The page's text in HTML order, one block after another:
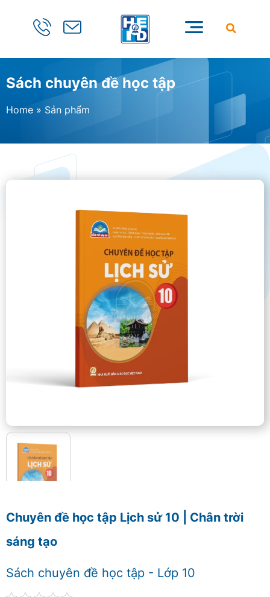
Sách chuyên đề học tập
Home » Sản phẩm
Chuyên đề học tập Lịch sử 10 | Chân trời
sáng tạo
Sách chuyên đề học tập - Lớp 10